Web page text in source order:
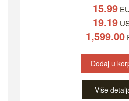
15.99
19.19
1,599.00
Dodaj u
Više